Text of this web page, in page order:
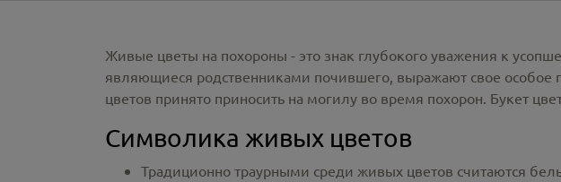
Живые цветы на похороны - это знак глубокого уважения к
являющиеся родственниками почившего, выражают свое особое
цветов принято приносить на могилу во время похорон. Букет
Символика живых цветов
Традиционно траурными среди живых цветов считаются